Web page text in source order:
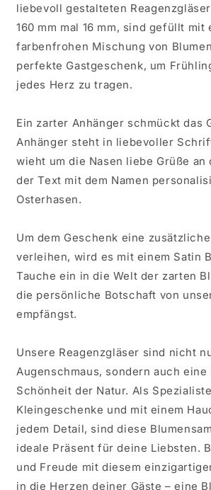
liebevoll gestalteten
160 mm mal 16 mm, sind gefüllt mit
farbenfrohen Mischung von
perfekte Gastgeschenk, um
jedes Herz zu tragen.
Ein zarter Anhänger schmückt das
Anhänger steht in liebevoller
wieht um die Nasen liebe Grüße an
der Text mit dem Namen
Osterhasen.
Um dem Geschenk eine
verleihen, wird es mit einem Satin
Tauche ein in die Welt der zarten
die persönliche Botschaft von
empfängst.
Unsere Reagenzgläser sind nicht
Augenschmaus, sondern auch eine
Schönheit der Natur. Als
Kleingeschenke und mit einem
jedem Detail, sind diese
ideale Präsent für deine Liebsten.
und Freude mit diesem
in die Herzen deiner Gäste – eine